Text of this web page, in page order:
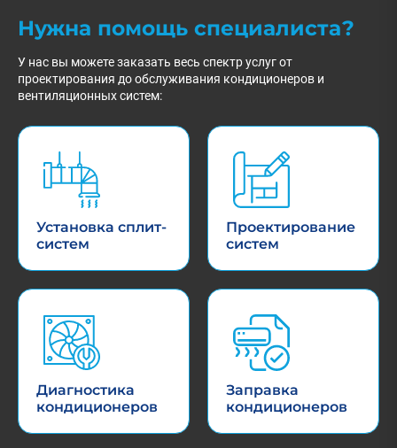
Нужна помощь специалиста?
У нас вы можете заказать весь спектр услуг от
проектирования до обслуживания кондиционеров и
вентиляционных систем:
Установка сплит-
систем
Проектирование
систем
Диагностика
кондиционеров
Заправка
кондиционеров